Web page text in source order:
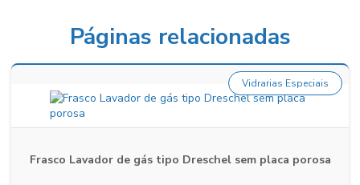
Páginas relacionadas
Frasco Lavador de gás tipo Dreschel sem placa porosa
Vidrarias Especiais